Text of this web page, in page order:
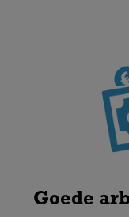
Goede